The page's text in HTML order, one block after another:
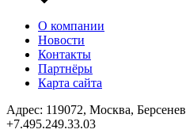
О компании
Новости
Контакты
Партнёры
Карта сайта
Адрес: 119072, Москва,
+7.495.249.33.03